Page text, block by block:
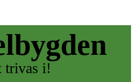
trivas i!